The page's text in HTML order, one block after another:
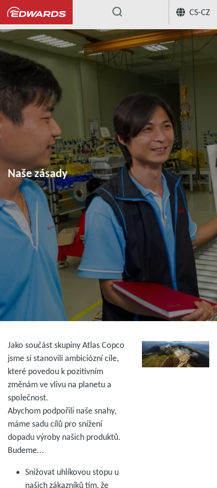
CS-CZ
...
Naše zásady
Jako součást skupiny Atlas Copco
jsme si stanovili ambiciózní cíle,
které povedou k pozitivním
změnám ve vlivu na planetu a
společnost.
Abychom podpořili naše snahy,
máme sadu cílů pro snížení
dopadu výroby našich produktů.
Budeme...
Snižovat uhlíkovou stopu u
našich zákazníků tím, že